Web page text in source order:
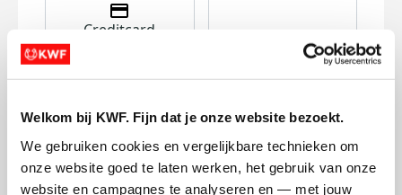
Welkom bij KWF. Fijn dat je onze website bezoekt.
We gebruiken cookies en vergelijkbare technieken om
onze website goed te laten werken, het gebruik van onze
website en campagnes te analyseren en — met jouw
Creditcard
Referentie